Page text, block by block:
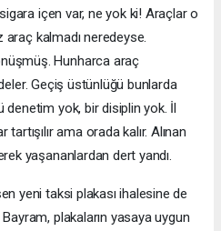
içen var, ne yok ki! Araçlar o
araç kalmadı neredeyse.
Hunharca araç
Geçiş üstünlüğü bunlarda
denetim yok, bir disiplin yok. İl
ama orada kalır. Alınan
yaşananlardan dert yandı.
yeni taksi plakası ihalesine de
plakaların yasaya uygun